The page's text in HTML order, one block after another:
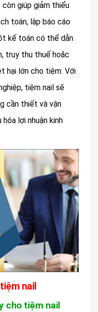
còn giúp giảm thiểu
toán, lập báo cáo
kế toán có thể dẫn
truy thu thuế hoặc
hại lớn cho tiệm. Với
tiệm nail sẽ
cần thiết và vận
lợi nhuận kinh
nail
cho tiệm nail